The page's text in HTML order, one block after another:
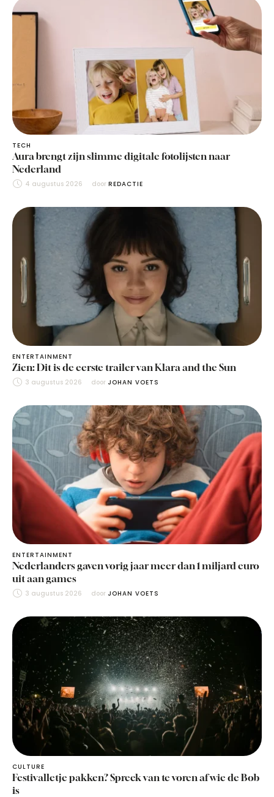
TECH
Aura brengt zijn slimme digitale fotolijsten naar
Nederland
4 augustus 2026 door REDACTIE
ENTERTAINMENT
Zien: Dit is de eerste trailer van Klara and the Sun
3 augustus 2026 door JOHAN VOETS
ENTERTAINMENT
Nederlanders gaven vorig jaar meer dan 1 miljard euro
uit aan games
3 augustus 2026 door JOHAN VOETS
CULTURE
Festivalletje pakken? Spreek van te voren af wie de Bob
is